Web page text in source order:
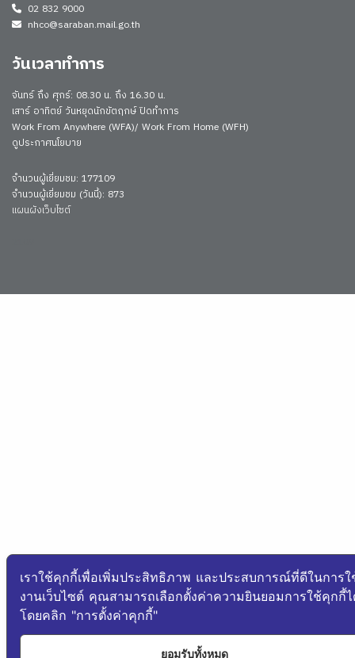
02 832 9000
nhco@saraban.mail.go.th
วันเวลาทำการ
จันทร์ ถึง ศุกร์: 08.30 น. ถึง 16.30 น.
เสาร์ อาทิตย์ วันหยุดนักขัตฤกษ์ ปิดทำการ
Work From Anywhere (WFA)/ Work From Home (WFH)
ดูประกาศนโยบาย
จำนวนผู้เยี่ยมชม: 177109
จำนวนผู้เยี่ยมชม (วันนี้): 873
แผนผังเว็บไซต์
เราใช้คุกกี้เพื่อเพิ่มประสิทธิภาพ และประสบการณ์ที่ดีในการใ
งานเว็บไซต์ คุณสามารถเลือกตั้งค่าความยินยอมการใช้คุกกี้
โดยคลิก "การตั้งค่าคุกกี้"
ยอมรับทั้งหมด